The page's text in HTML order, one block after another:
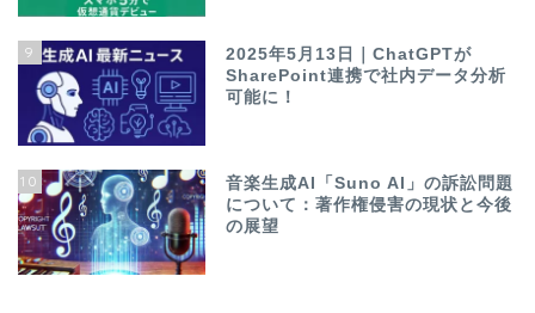
9
2025年5月13日｜ChatGPTが
SharePoint連携で社内データ分析
可能に！
10
音楽生成AI「Suno AI」の訴訟問題
について：著作権侵害の現状と今後
の展望